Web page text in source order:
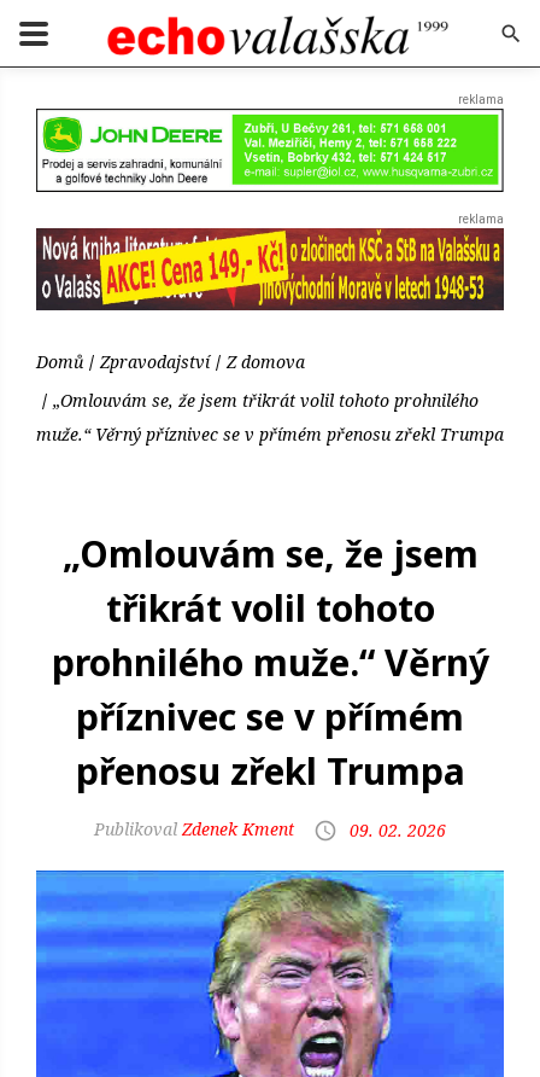
Domů Zpravodajství
Z domova
„Omlouvám se, že jsem třikrát volil tohoto prohnilého
muže.“ Věrný příznivec se v přímém přenosu zřekl Trumpa
„Omlouvám se, že jsem
třikrát volil tohoto
prohnilého muže.“ Věrný
příznivec se v přímém
přenosu zřekl Trumpa
Zdenek Kment 09. 02. 2026